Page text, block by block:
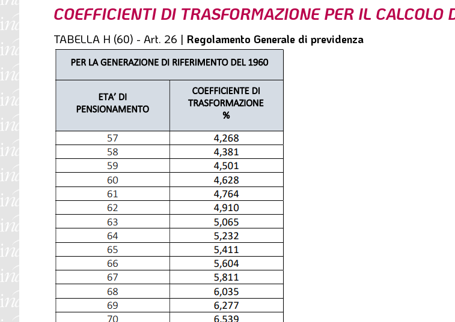
e
COEFFICIENTI DI TRASFORMAZIONE PER IL CALCOLO
TABELLA H (60) - Art. 26 | Regolamento Generale di previdenza